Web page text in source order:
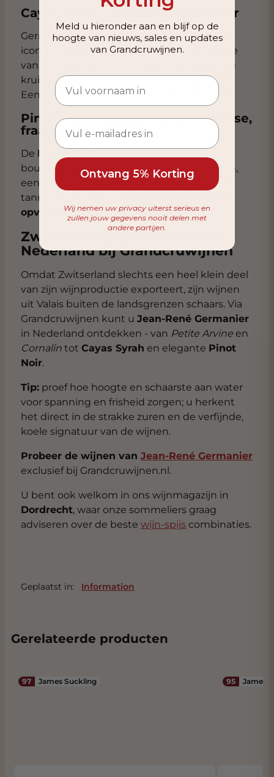
Cayas Syrah – Zwitserse grandeur
Germanier geldt alsspecialist in Syrah. De
iconische
Cayas Syrahbehoort tot de beste
van Europa: intens en precies, met verfijnde
kruidigheid en een opvallende bergfrisheid.
Een Syrah met klasse en bewaarpotentieel.
Pinot Noir – Bourgondische finesse,
fraaie prijs
De Pinot Noirs
bourgondisch in stijl: rood fruit, florale tonen,
een minerale onderstroom en zijdeachtige
tannines. Ze bieden
opvallend vriendelijke prijs.
Zwitsere wijnen exclusief in
Nederland bij Grandcruwijnen
Omdat Zwitserland slechts een heel klein deel
van zijn wijnproductie exporteert, zijn wijnen
uit Valais buiten de landsgrenzen schaars. Via
Grandcruwijnen kunt u Jean-René Germanier
in Nederland ontdekken - van Petite Arvine en
Cornalin tot Cayas Syrah en elegante Pinot
Noir.
Tip: proef hoe hoogte en schaarste aan water
voor spanning en frisheid zorgen; u herkent
het direct in de strakke zuren en de verfijnde,
koele signatuur van de wijnen.
Probeer de wijnen van Jean-René Germanier
exclusief bij Grandcruwijnen.nl.
U bent ook welkom in ons wijnmagazijn in
Dordrecht, waar onze sommeliers graag
adviseren over de beste wijn-spijs combinaties.
Geplaatst in: Information
Gerelateerde producten
97 James Suckling 95 James
Meld u hieronder aan en blijf op de
hoogte van nieuws, sales en updates
van Grandcruwijnen.
Ontvang 5% Korting
Wij nemen uw privacy uiterst serieus en
zullen jouw gegevens nooit delen met
andere partijen.